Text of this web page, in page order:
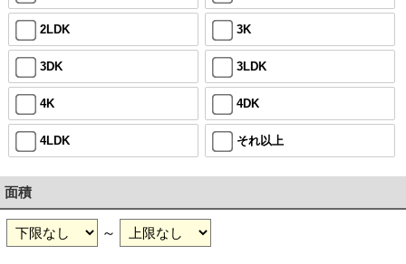
2LDK 3K
3DK 3LDK
4K 4DK
4LDK それ以上
面積
～